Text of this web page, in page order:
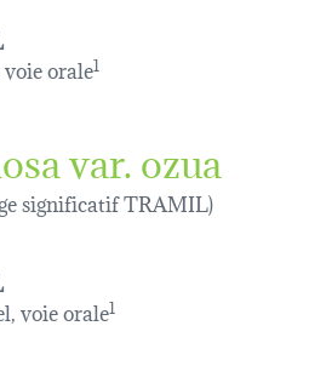
orale1
var. ozua
significatif TRAMIL)
voie orale1